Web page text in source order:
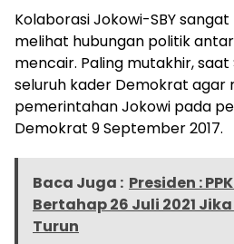
Kolaborasi Jokowi-SBY
melihat hubungan politik
mencair. Paling mutakhir, saat
seluruh kader Demokrat agar
pemerintahan Jokowi pada
Demokrat 9 September 2017.
Baca Juga : Presiden :
Bertahap 26 Juli 2021 Jika
Turun